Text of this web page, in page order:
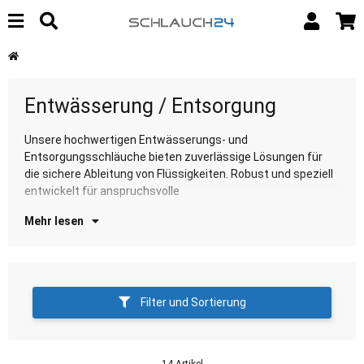
Entwässerung / Entsorgung
Unsere hochwertigen Entwässerungs- und
Entsorgungsschläuche bieten zuverlässige Lösungen für
die sichere Ableitung von Flüssigkeiten. Robust und speziell
entwickelt für anspruchsvolle
Entwässerungsanwendungen. Entdecken Sie unsere
Mehr lesen
Filter und Sortierung